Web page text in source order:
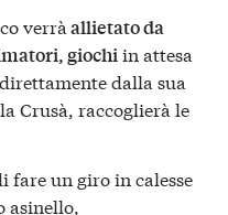
verrà allietato da
giochiin attesa
dalla sua
Crusà, raccoglierà le
fare un giro in calesse
asinello,